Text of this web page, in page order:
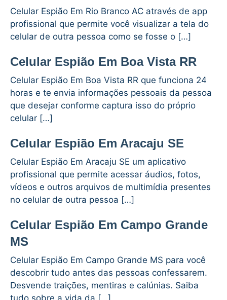
Celular Espião Em Rio Branco AC através de app
profissional que permite você visualizar a tela do
celular de outra pessoa como se fosse o […]
Celular Espião Em Boa Vista RR
Celular Espião Em Boa Vista RR que funciona 24
horas e te envia informações pessoais da pessoa
que desejar conforme captura isso do próprio
celular […]
Celular Espião Em Aracaju SE
Celular Espião Em Aracaju SE um aplicativo
profissional que permite acessar áudios, fotos,
vídeos e outros arquivos de multimídia presentes
no celular de outra pessoa […]
Celular Espião Em Campo Grande
MS
Celular Espião Em Campo Grande MS para você
descobrir tudo antes das pessoas confessarem.
Desvende traições, mentiras e calúnias. Saiba
tudo sobre a vida da […]